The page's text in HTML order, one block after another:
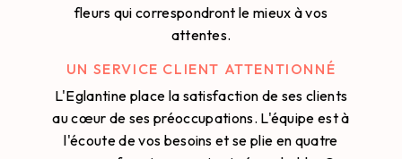
fleurs qui correspondront le mieux à vos
attentes.
UN SERVICE CLIENT ATTENTIONNÉ
L'Eglantine place la satisfaction de ses clients
au cœur de ses préoccupations. L'équipe est à
l'écoute de vos besoins et se plie en quatre